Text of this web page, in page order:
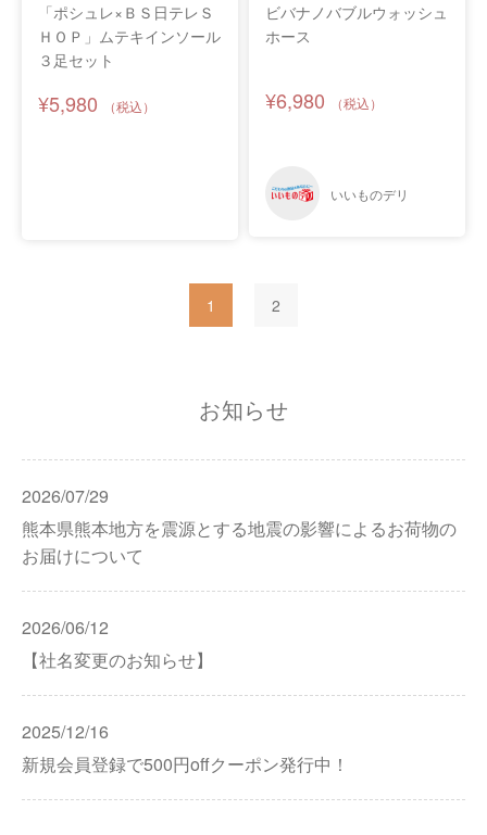
「ポシュレ×ＢＳ日テレＳ
ＨＯＰ」ムテキインソール
３足セット
¥5,980
ビバナノバブルウォッシュ
ホース
¥6,980
1 2
お知らせ
2026/07/29
熊本県熊本地方を震源とする地震の影響によるお荷物の
お届けについて
2026/06/12
【社名変更のお知らせ】
2025/12/16
新規会員登録で500円offクーポン発行中！